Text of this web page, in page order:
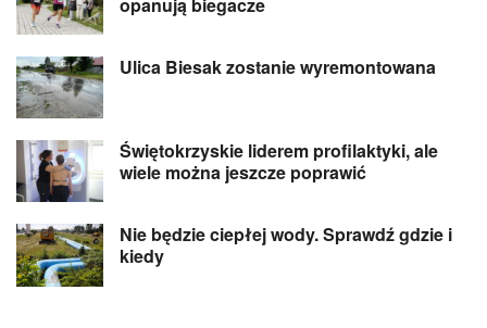
Ulica Biesak zostanie wyremontowana
Świętokrzyskie liderem profilaktyki, ale
wiele można jeszcze poprawić
Nie będzie ciepłej wody. Sprawdź gdzie i
kiedy